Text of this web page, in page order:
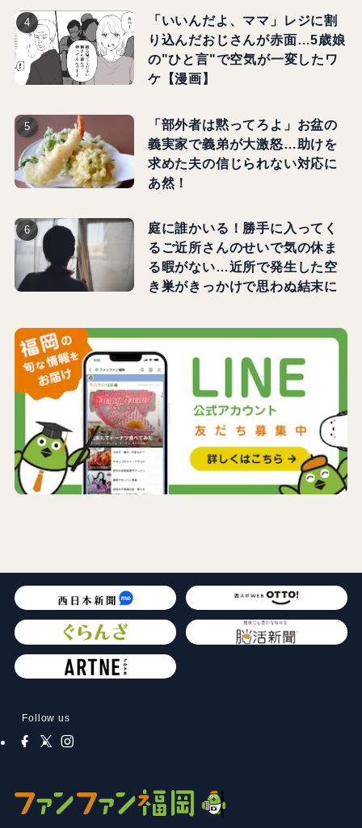
「いいんだよ、ママ」レジに割
り込んだおじさんが赤面…5歳娘
の"ひと言"で空気が一変したワ
ケ【漫画】
「部外者は黙ってろよ」お盆の
義実家で義弟が大激怒…助けを
求めた夫の信じられない対応に
あ然！
庭に誰かいる！勝手に入ってく
るご近所さんのせいで気の休ま
る暇がない…近所で発生した空
き巣がきっかけで思わぬ結末に
Follow us